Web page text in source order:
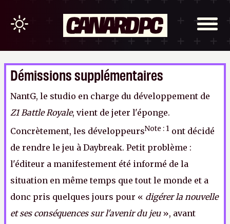
Démissions supplémentaires
NantG, le studio en charge du développement de
Z1 Battle Royale, vient de jeter l'éponge.
Concrètement, les développeursNote : 1 ont décidé
de rendre le jeu à Daybreak. Petit problème :
l'éditeur a manifestement été informé de la
situation en même temps que tout le monde et a
donc pris quelques jours pour « digérer la nouvelle
et ses conséquences sur l'avenir du jeu», avant